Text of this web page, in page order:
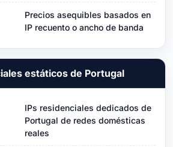
Precios asequibles basados ​​en
IP recuento o ancho de banda
estáticos de Portugal
IPs residenciales dedicados de
Portugal de redes domésticas
reales